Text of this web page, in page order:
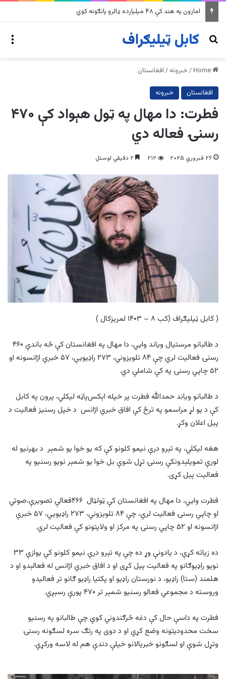
په وینزویلا کې زورورو زلزلو پراخ زیانونه اړولي
Search for
/خبرونه / افغانستان
افغانستان خبرونه
فطرت: دا مهال په ټول هېواد کې ۴۷۰
رسنۍ فعاله دي
۲۶ فبروري ۲۰۲۵ ۲۱۲
( کابل ټيليګراف (کب ۸ – ۱۴۰۳ لمريزکال )
د طالبانو مرستیال ویاند وایي، دا مهال په افغانستان کې څه باندې ۴۶۰
رسنۍ فعالیت لري چې ۸۴ تلویزوني، ۲۷۳ راډیويي، ۵۷ خبري اژانسونه او
۵۲ چاپي رسنۍ په کې شاملې دي.
د طالبانو ویاند حمدالله فطرت پر خپله اېکس‌پاڼه لیکلي، پرون په کابل
کې د یو لړ مراسمو په ترڅ کې افاق خبري اژانس د خپل رسنیز فعالیت د
پیل اعلان وکړ.
هغه لیکلي، په تېرو درې نیمو کلونو کې که یو خوا یو شمېر د بهرنیو له
لورې تمویلېدونکې رسنۍ تړل شوې بل خوا یو شمېر نویو رسنیو په
فعالیت پیل کړی.
فطرت وایي، دا مهال په افغانستان کې ټولټال ۴۶۶فعالې تصویرې،صوتي
او چاپي رسنۍ فعالیت لري، چې ۸۴ تلویزوني، ۲۷۳ راډیويي، ۵۷ خبري
اژانسونه او ۵۲ چاپي رسنۍ په مرکز او ولایتونو کې فعالیت لري.
ده زیاته کړې، د یادونې وړ ده چې په تېرو درې نیمو کلونو کې یوازې ۳۳
نویو راډیوګانو په فعالیت پیل کړی او د افاق خبري اژانس له فعالېدو او د
هلمند (ستا) راډیو، د نورستان راډیو او پکتیا راډیو ګانو تر فعالیدو
وروسته د مجموعي فعالو رسنیو شمېر تر ۴۷۰ پورې رسېږي.
فطرت په داسې حال کې دغه څرګندوني کوي چې طالبانو په رسنیو
سخت محدودیتونه وضع کړي او د دوی په رتګ سره لسګونه رسنۍ
وتړل شوې او لسګونو خبریالانو خپلې دندې هم له لاسه ورکړې.